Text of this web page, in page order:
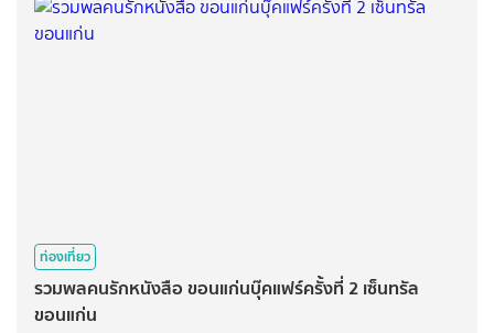
ท่องเที่ยว
รวมพลคนรักหนังสือ ขอนแก่นบุ๊คแฟร์ครั้งที่ 2 เซ็นทรัล
ขอนแก่น